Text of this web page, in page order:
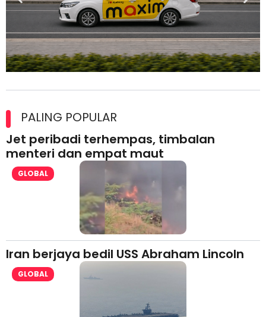
lesen separuh pertama 2026
PALING POPULAR
Jet peribadi terhempas, timbalan
menteri dan empat maut
GLOBAL
Iran berjaya bedil USS Abraham Lincoln
GLOBAL